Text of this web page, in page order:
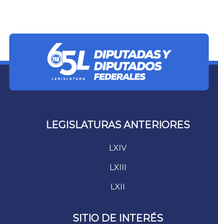
LEGISLATURAS ANTERIORES
LXIV
LXIII
LXII
SITIO DE INTERÉS